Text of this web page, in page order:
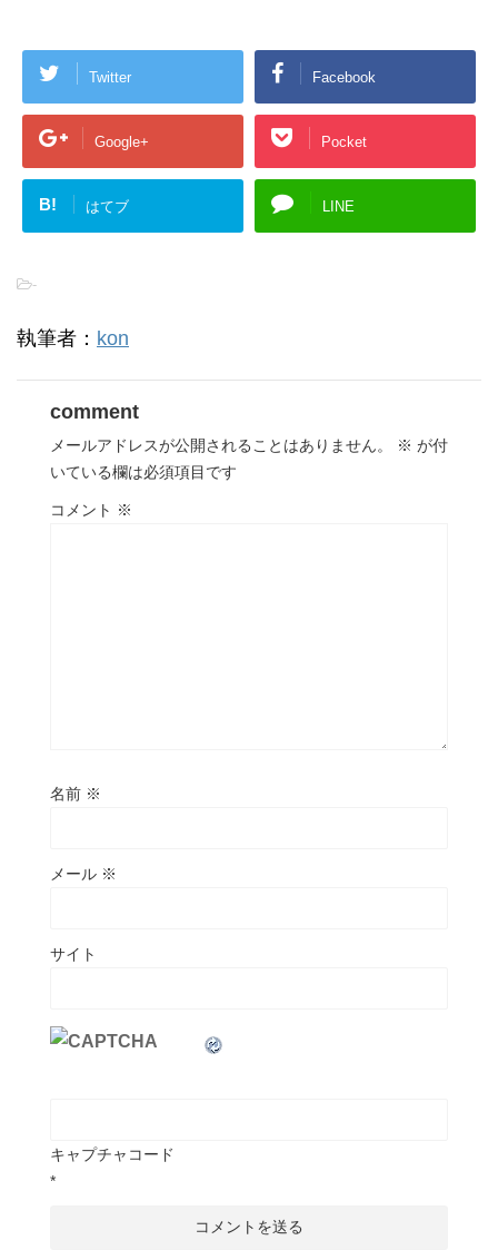
Twitter Facebook
Google+ Pocket
B! はてブ LINE
-
執筆者： kon
comment
メールアドレスが公開されることはありません。 ※ が付
いている欄は必須項目です
コメント ※
名前 ※
メール ※
サイト
キャプチャコード
*